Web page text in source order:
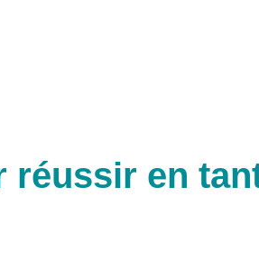
réussir en